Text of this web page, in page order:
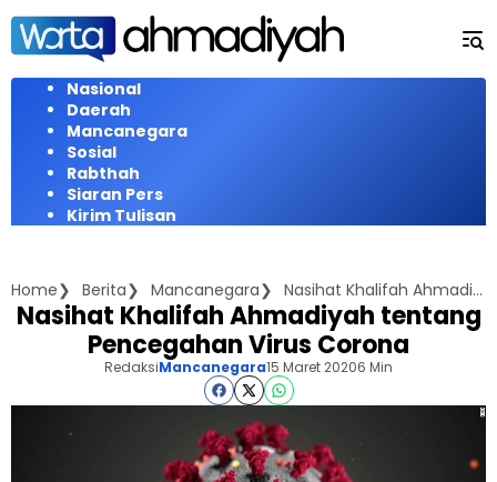
Langsung
konten
Nasional
Daerah
Mancanegara
Sosial
Rabthah
Siaran Pers
Kirim Tulisan
Home Berita Mancanegara Nasihat Khalifah Ahmadiyah tentang Pencegahan Virus Corona
Nasihat Khalifah Ahmadiyah tentang
Pencegahan Virus Corona
RedaksiMancanegara15 Maret 20206 Min